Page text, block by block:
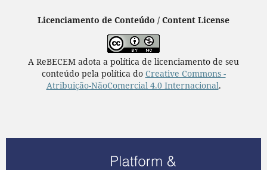
Licenciamento de Conteúdo / Content License
A ReBECEM adota a política de licenciamento de seu
conteúdo pela política do Creative Commons -
Atribuição-NãoComercial 4.0 Internacional.